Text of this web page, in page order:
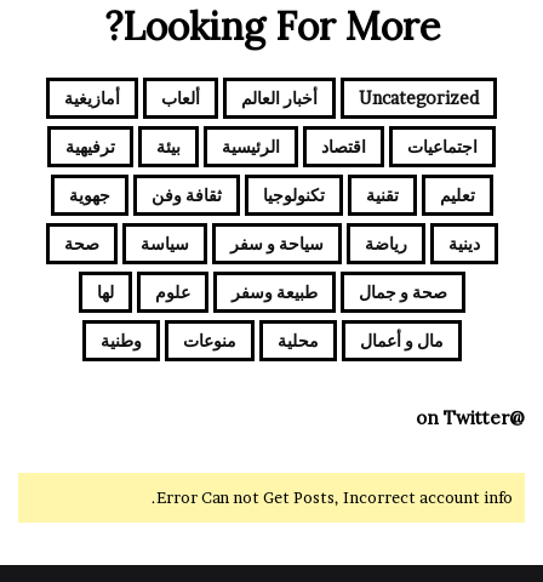
Looking For More?
Uncategorized أخبار العالم ألعاب أمازيغية
اجتماعيات اقتصاد الرئيسية بيئة ترفيهية
تعليم تقنية تكنولوجيا ثقافة وفن جهوية
دينية رياضة سياحة و سفر سياسة صحة
صحة و جمال طبيعة وسفر علوم لها
مال و أعمال محلية منوعات وطنية
@on Twitter
Error Can not Get Posts, Incorrect account info.